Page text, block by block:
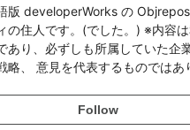
版 developerWorks の Objrepos
の住人です。(でした。) ※内容
あり、必ずしも所属していた企
略、 意見を代表するものではあ
Follow